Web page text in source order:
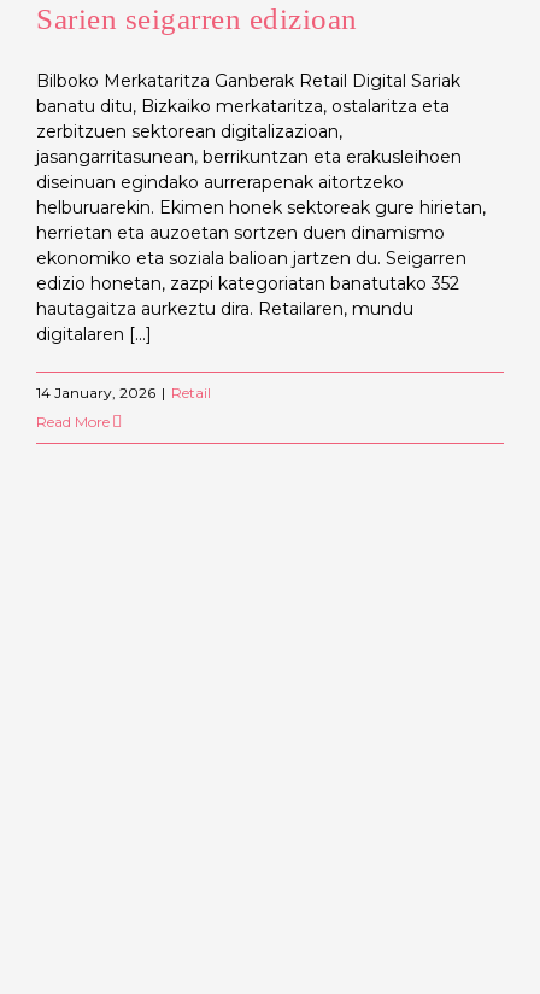
Sarien seigarren edizioan
Bilboko Merkataritza Ganberak Retail Digital Sariak
banatu ditu, Bizkaiko merkataritza, ostalaritza eta
zerbitzuen sektorean digitalizazioan,
jasangarritasunean, berrikuntzan eta erakusleihoen
diseinuan egindako aurrerapenak aitortzeko
helburuarekin. Ekimen honek sektoreak gure hirietan,
herrietan eta auzoetan sortzen duen dinamismo
ekonomiko eta soziala balioan jartzen du. Seigarren
edizio honetan, zazpi kategoriatan banatutako 352
hautagaitza aurkeztu dira. Retailaren, mundu
digitalaren [...]
14 January, 2026 | Retail
Read More